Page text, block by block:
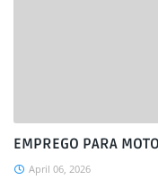
EMPREGO PARA
April 06, 2026